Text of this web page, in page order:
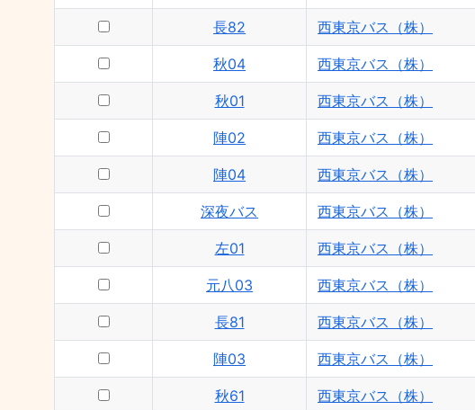
長82 西東京バス（株）
秋04 西東京バス（株）
秋01 西東京バス（株）
陣02 西東京バス（株）
陣04 西東京バス（株）
深夜バス 西東京バス（株）
左01 西東京バス（株）
元八03 西東京バス（株）
長81 西東京バス（株）
陣03 西東京バス（株）
秋61 西東京バス（株）